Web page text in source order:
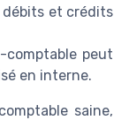
débits et crédits
peut
en interne.
saine,